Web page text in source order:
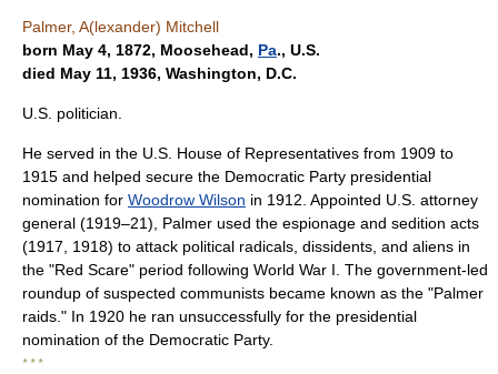
Palmer, A(lexander) Mitchell
born May 4, 1872, Moosehead, Pa., U.S.
died May 11, 1936, Washington, D.C.
U.S. politician.
He served in the U.S. House of Representatives from 1909 to
1915 and helped secure the Democratic Party presidential
nomination for Woodrow Wilson in 1912. Appointed U.S. attorney
general (1919–21), Palmer used the espionage and sedition acts
(1917, 1918) to attack political radicals, dissidents, and aliens in
the "Red Scare" period following World War I. The government-led
roundup of suspected communists became known as the "Palmer
raids." In 1920 he ran unsuccessfully for the presidential
nomination of the Democratic Party.
* * *